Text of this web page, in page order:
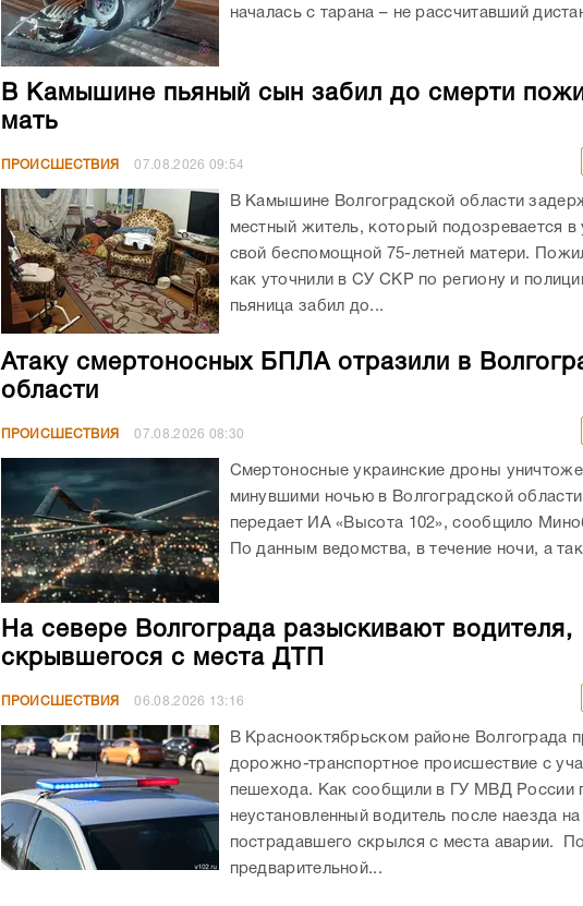
началась с тарана – не рассчитавший
В Камышине пьяный сын забил до смерти
мать
ПРОИСШЕСТВИЯ 07.08.2026 09:54
В Камышине Волгоградской области
местный житель, который подозревается в
свой беспомощной 75-летней матери.
как уточнили в СУ СКР по региону и
пьяница забил до...
Атаку смертоносных БПЛА отразили в
области
ПРОИСШЕСТВИЯ 07.08.2026 08:30
Смертоносные украинские дроны
минувшими ночью в Волгоградской
передает ИА «Высота 102», сообщило
По данным ведомства, в течение ночи, а
На севере Волгограда разыскивают водителя,
скрывшегося с места ДТП
ПРОИСШЕСТВИЯ 06.08.2026 13:16
В Краснооктябрьском районе Волгограда
дорожно-транспортное происшествие с
пешехода. Как сообщили в ГУ МВД России
неустановленный водитель после наезда на
пострадавшего скрылся с места аварии. По
предварительной...